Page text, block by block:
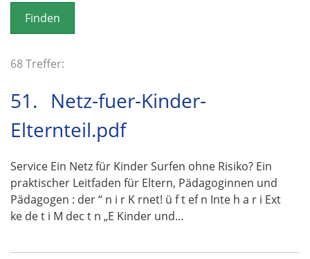
o
n
68 Treffer:
51. Netz-fuer-Kinder-
Elternteil.pdf
Service Ein Netz für Kinder Surfen ohne Risiko? Ein
praktischer Leitfaden für Eltern, Pädagoginnen und
Pädagogen : der “ n i r K rnet! ü f t ef n Inte h a r i Ext
ke de t i M dec t n „E Kinder und…